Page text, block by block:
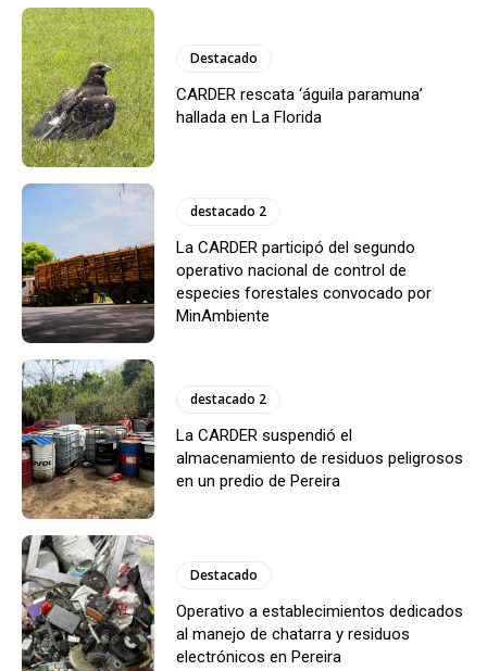
Destacado
CARDER rescata ‘águila paramuna’
hallada en La Florida
destacado 2
La CARDER participó del segundo
operativo nacional de control de
especies forestales convocado por
MinAmbiente
destacado 2
La CARDER suspendió el
almacenamiento de residuos peligrosos
en un predio de Pereira
Destacado
Operativo a establecimientos dedicados
al manejo de chatarra y residuos
electrónicos en Pereira